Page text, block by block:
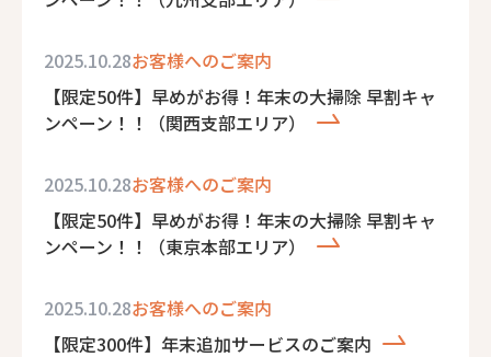
2025.10.28お客様へのご案内
【限定50件】早めがお得！年末の大掃除 早割キャ
ンペーン！！（関西支部エリア）
2025.10.28お客様へのご案内
【限定50件】早めがお得！年末の大掃除 早割キャ
ンペーン！！（東京本部エリア）
2025.10.28お客様へのご案内
【限定300件】年末追加サービスのご案内